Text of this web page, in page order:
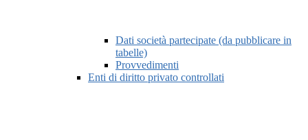
Dati società partecipate (da pubblicare in
tabelle)
Provvedimenti
Enti di diritto privato controllati